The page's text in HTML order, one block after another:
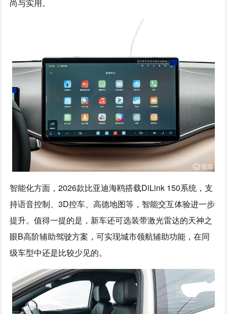
尚与实用。
智能化方面，2026款比亚迪海鸥搭载DiLink 150系统，支
持语音控制、3D控车、高德地图等，智能交互体验进一步
提升。值得一提的是，新车还可选装带激光雷达的天神之
眼B高阶辅助驾驶方案，可实现城市领航辅助功能，在同
级车型中还是比较少见的。